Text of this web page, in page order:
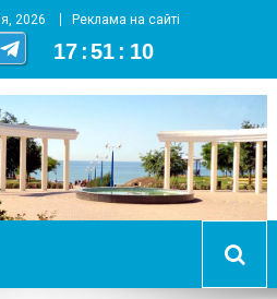
2026 Реклама на сайті
17 :51 : 10
города Южный